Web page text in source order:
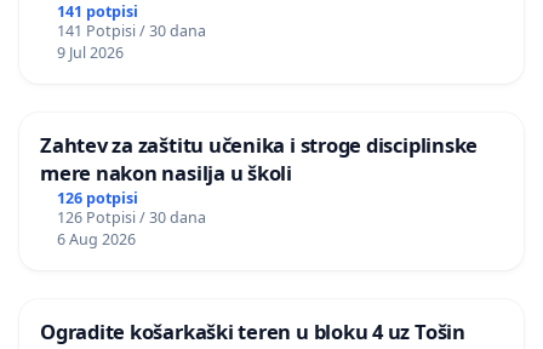
141 potpisi
141 Potpisi / 30 dana
9 Jul 2026
Zahtev za zaštitu učenika i stroge disciplinske
mere nakon nasilja u školi
126 potpisi
126 Potpisi / 30 dana
6 Aug 2026
Ogradite košarkaški teren u bloku 4 uz Tošin